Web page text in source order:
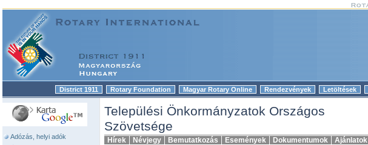
District 1911 Rotary Foundation Magyar Rotary Online Rendezvények Letöltések
Adózás, helyi adók
Települési Önkormányzatok Országos
Szövetsége
Hírek Névjegy Bemutatkozás Események Dokumentumok Ajánlatok